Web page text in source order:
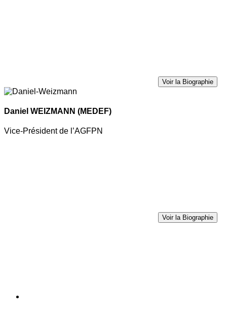
Voir la Biographie
Daniel WEIZMANN (MEDEF)
Vice-Président de l’AGFPN
Voir la Biographie